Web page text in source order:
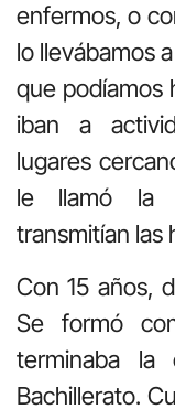
enfermos, o
lo llevábamos
que podíamos
iban a
lugares
le llamó la
transmitían las
Con 15 años,
Se formó
terminaba la
Bachillerato.